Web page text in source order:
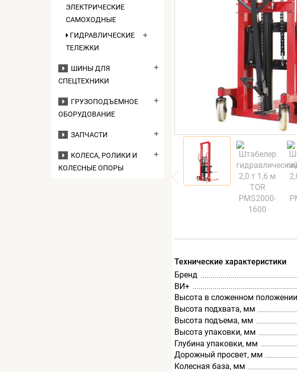
ЭЛЕКТРИЧЕСКИЕ
САМОХОДНЫЕ
ГИДРАВЛИЧЕСКИЕ
ТЕЛЕЖКИ
ШИНЫ ДЛЯ
СПЕЦТЕХНИКИ
ГРУЗОПОДЪЕМНОЕ
ОБОРУДОВАНИЕ
ЗАПЧАСТИ
КОЛЕСА, РОЛИКИ И
КОЛЕСНЫЕ ОПОРЫ
Технические характеристики
Бренд
ВИ+
Высота в сложенном
Высота подхвата, мм
Высота подъема, мм
Высота упаковки, мм
Глубина упаковки, мм
Дорожный просвет, мм
Колесная база, мм